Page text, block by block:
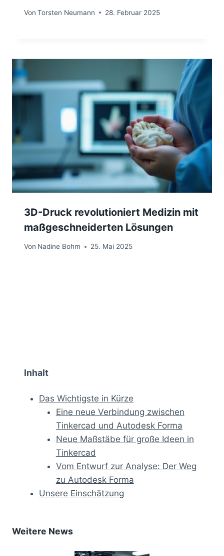
Von Torsten Neumann 28. Februar 2025
3D-Druck revolutioniert Medizin mit
maßgeschneiderten Lösungen
Von Nadine Bohm 25. Mai 2025
Inhalt
Das Wichtigste in Kürze
Eine neue Verbindung zwischen
Tinkercad und Autodesk Forma
Neue Maßstäbe für große Ideen in
Tinkercad
Vom Entwurf zur Analyse: Der Weg
zu Autodesk Forma
Unsere Einschätzung
Weitere News